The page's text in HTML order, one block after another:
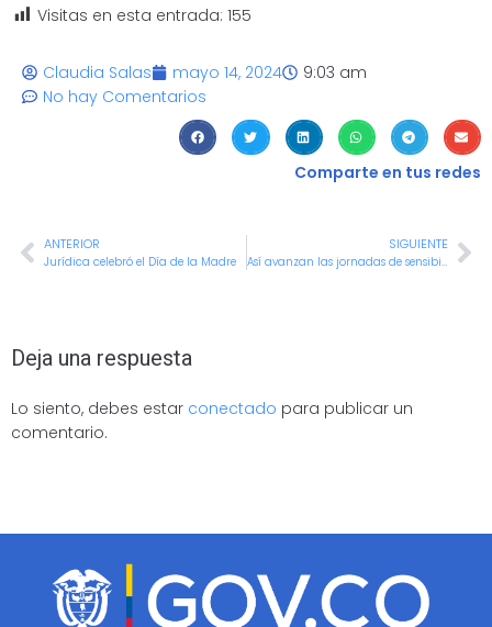
Visitas en esta entrada: 155
Claudia Salas mayo 14, 2024
9:03 am
No hay Comentarios
Comparte en tus redes
ANTERIOR
Jurídica celebró el Día de la Madre
SIGUIENTE
Así avanzan las jornadas de sensibilización en la Alcaldía de Cali
Deja una respuesta
Lo siento, debes estar conectado para publicar un
comentario.